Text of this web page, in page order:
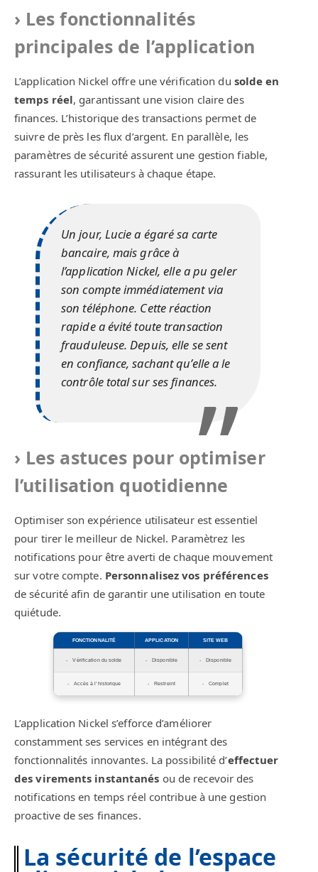
Les fonctionnalités
principales de l’application
L’application Nickel offre une vérification du solde en
temps réel, garantissant une vision claire des
finances. L’historique des transactions permet de
suivre de près les flux d’argent. En parallèle, les
paramètres de sécurité assurent une gestion fiable,
rassurant les utilisateurs à chaque étape.
Un jour, Lucie a égaré sa carte
bancaire, mais grâce à
l’application Nickel, elle a pu geler
son compte immédiatement via
son téléphone. Cette réaction
rapide a évité toute transaction
frauduleuse. Depuis, elle se sent
en confiance, sachant qu’elle a le
contrôle total sur ses finances.
Les astuces pour optimiser
l’utilisation quotidienne
Optimiser son expérience utilisateur est essentiel
pour tirer le meilleur de Nickel. Paramètrez les
notifications pour être averti de chaque mouvement
sur votre compte. Personnalisez vos préférences
de sécurité afin de garantir une utilisation en toute
quiétude.
FONCTIONNALITÉ APPLICATION SITE WEB
Vérification du solde Disponible Disponible
Accès à l’historique Restreint Complet
L’application Nickel s’efforce d’améliorer
constamment ses services en intégrant des
fonctionnalités innovantes. La possibilité d’effectuer
des virements instantanés ou de recevoir des
notifications en temps réel contribue à une gestion
proactive de ses finances.
La sécurité de l’espace